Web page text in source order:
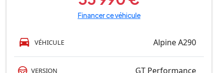
Financer ce véhicule
VÉHICULE Alpine A290
VERSION GT Performance